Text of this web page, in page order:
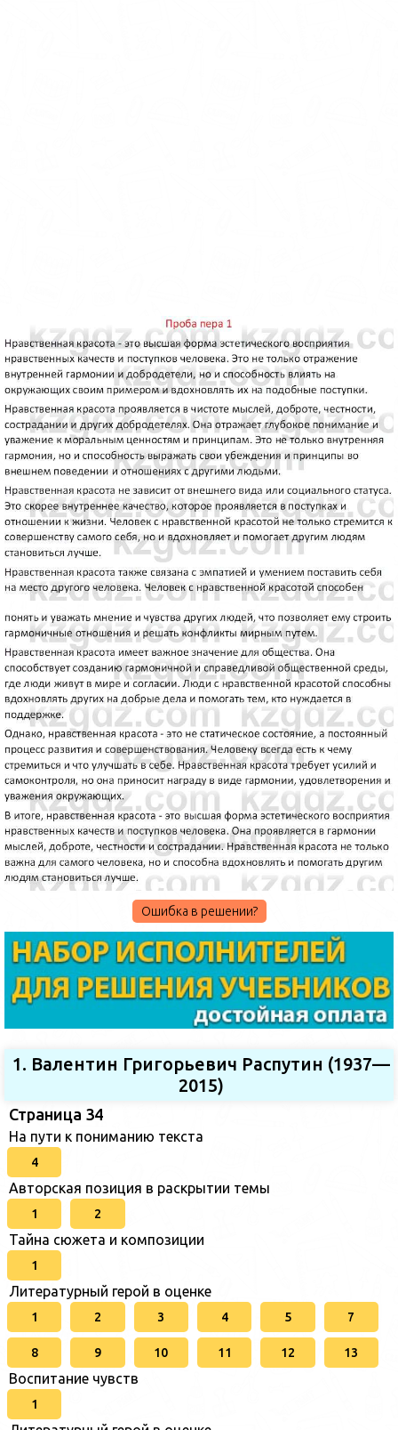
Ошибка в решении?
1. Валентин Григорьевич Распутин (1937—
2015)
Страница 34
На пути к пониманию текста
4
Авторская позиция в раскрытии темы
1 2
Тайна сюжета и композиции
1
Литературный герой в оценке
1 2 3 4 5 7
8 9 10 11 12 13
Воспитание чувств
1